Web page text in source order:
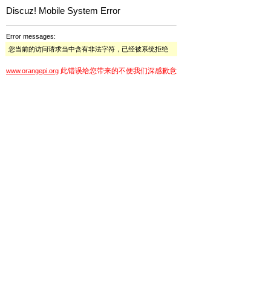
Discuz! Mobile System Error
Error messages:
您当前的访问请求当中含有非法字符，已经被系统拒绝
www.orangepi.org 此错误给您带来的不便我们深感歉意